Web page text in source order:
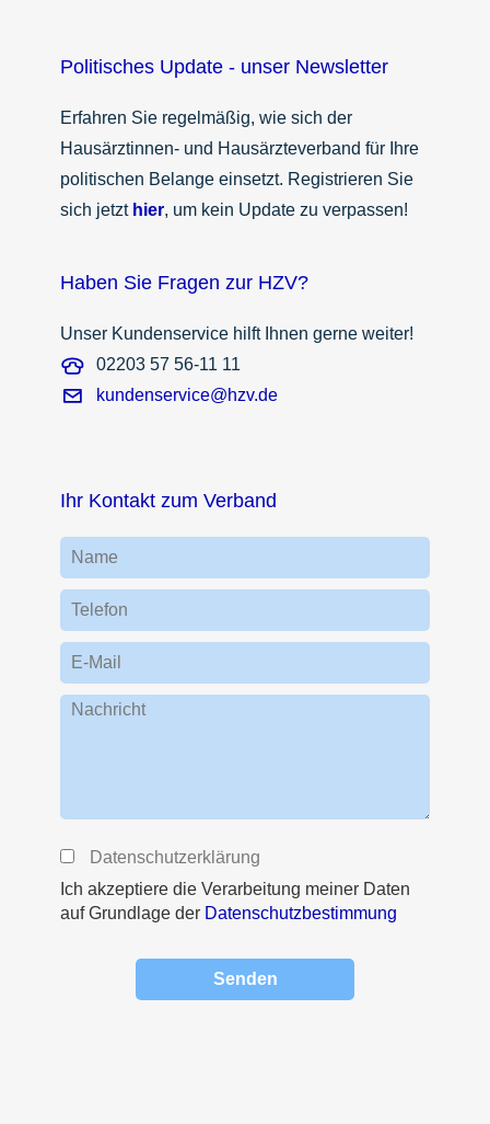
Politisches Update - unser Newsletter
Erfahren Sie regelmäßig, wie sich der
Hausärztinnen- und Hausärzteverband für Ihre
politischen Belange einsetzt. Registrieren Sie
sich jetzt hier, um kein Update zu verpassen!
Haben Sie Fragen zur HZV?
Unser Kundenservice hilft Ihnen gerne weiter!
02203 57 56-11 11
kundenservice@hzv.de
Ihr Kontakt zum Verband
Name
Telefon
E-Mail
Nachricht
Datenschutzerklärung
Ich akzeptiere die Verarbeitung meiner Daten
auf Grundlage der Datenschutzbestimmung